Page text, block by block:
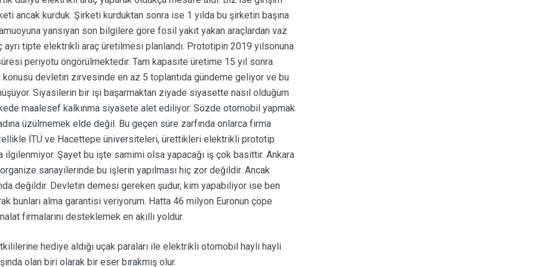
ancak kurduk. Şirketi kurduktan sonra ise 1 yılda bu şirketin başına
yansıyan son bilgilere göre fosil yakıt yakan araçlardan vaz
tipte elektrikli araç üretilmesi planlandı. Prototipin 2019 yılsonuna
periyotu öngörülmektedir. Tam kapasite üretime 15 yıl sonra
devletin zirvesinde en az 5 toplantıda gündeme geliyor ve bu
Siyasilerin bir işi başarmaktan ziyade siyasette nasıl olduğum
maalesef kalkınma siyasete alet ediliyor. Sözde otomobil yapmak
üzülmemek elde değil. Bu geçen süre zarfında onlarca firma
İTÜ ve Hacettepe üniversiteleri, ürettikleri elektrikli prototip
ilgilenmiyor. Şayet bu işte samimi olsa yapacağı iş çok basittir. Ankara
sanayilerinde bu işlerin yapılması hiç zor değildir. Ancak
değildir. Devletin demesi gereken şudur, kim yapabiliyor ise ben
bunları alma garantisi veriyorum. Hatta 46 milyon Euronun çöpe
firmalarını desteklemek en akıllı yoldur.
hediye aldığı uçak paraları ile elektrikli otomobil hayli hayli
olan biri olarak bir eser bırakmış olur.